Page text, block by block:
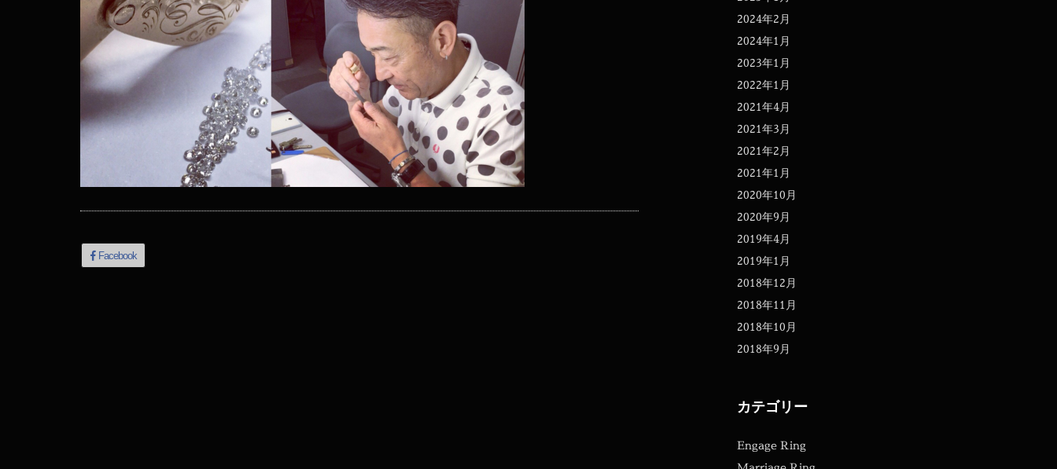
Facebook
2024年2月
2024年1月
2023年1月
2022年1月
2021年4月
2021年3月
2021年2月
2021年1月
2020年10月
2020年9月
2019年4月
2019年1月
2018年12月
2018年11月
2018年10月
2018年9月
カテゴリー
Engage Ring